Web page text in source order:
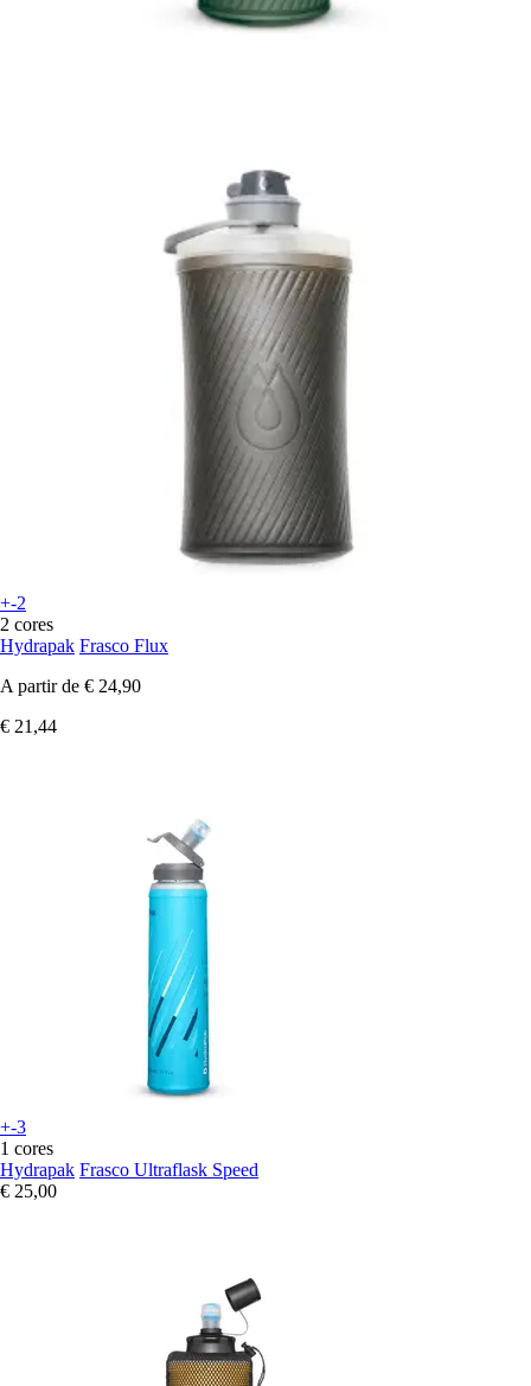
+-2
2 cores
Hydrapak Frasco Flux
A partir de € 24,90
€ 21,44
+-3
1 cores
Hydrapak Frasco Ultraflask Speed
€ 25,00